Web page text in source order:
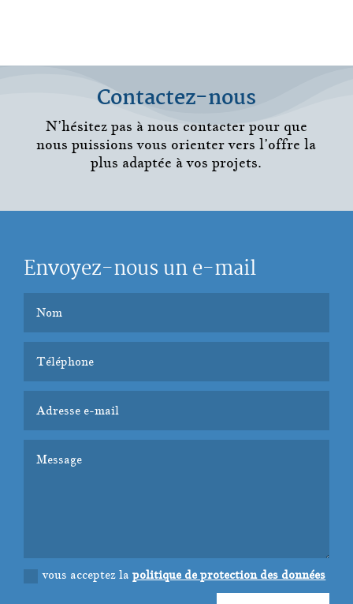
Contactez-nous
N’hésitez pas à nous contacter pour que
nous puissions vous orienter vers l’offre la
plus adaptée à vos projets.
Envoyez-nous un e-mail
vous acceptez lapolitique de protection des données